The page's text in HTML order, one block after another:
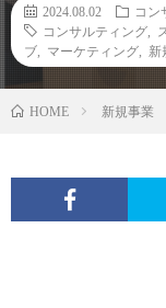
2024.08.02
コン
コンサルティング
ブ
マーケティング 新
HOME 新規事業